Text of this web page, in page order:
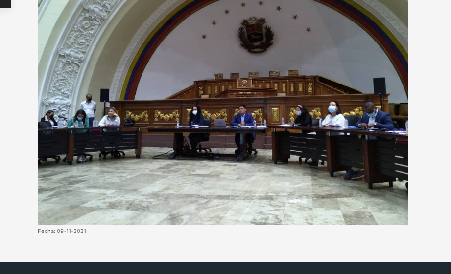
Fecha: 09-11-2021